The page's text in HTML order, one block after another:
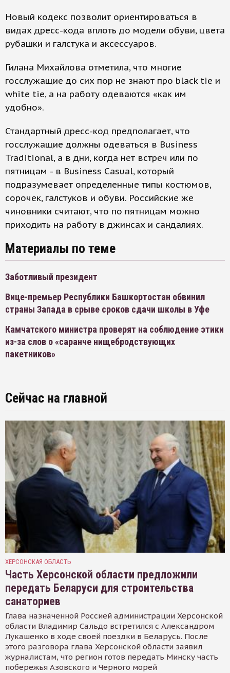
Новый кодекс позволит ориентироваться в
видах дресс-кода вплоть до модели обуви, цвета
рубашки и галстука и аксессуаров.
Гилана Михайлова отметила, что многие
госслужащие до сих пор не знают про black tie и
white tie, а на работу одеваются «как им
удобно».
Стандартный дресс-код предполагает, что
госслужащие должны одеваться в Business
Traditional, а в дни, когда нет встреч или по
пятницам - в Business Casual, который
подразумевает определенные типы костюмов,
сорочек, галстуков и обуви. Российские же
чиновники считают, что по пятницам можно
приходить на работу в джинсах и сандалиях.
Материалы по теме
Заботливый президент
Вице-премьер Республики Башкортостан обвинил
страны Запада в срыве сроков сдачи школы в Уфе
Камчатского министра проверят на соблюдение этики
из-за слов о «саранче нищебродствующих
пакетников»
Сейчас на главной
ХЕРСОНСКАЯ ОБЛАСТЬ
Часть Херсонской области предложили
передать Беларуси для строительства
санаториев
Глава назначенной Россией администрации Херсонской
области Владимир Сальдо встретился с Александром
Лукашенко в ходе своей поездки в Беларусь. После
этого разговора глава Херсонской области заявил
журналистам, что регион готов передать Минску часть
побережья Азовского и Черного морей